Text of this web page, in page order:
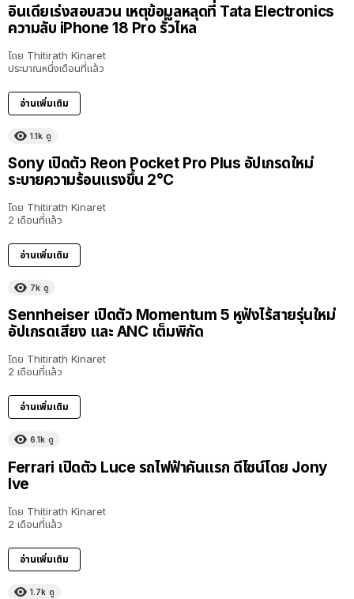
อินเดียเร่งสอบสวน เหตุข้อมูลหลุดที่ Tata Electronics
ความลับ iPhone 18 Pro รั่วไหล
โดย Thitirath Kinaret
ประมาณหนึ่งเดือนที่แล้ว
อ่านเพิ่มเติม
1.1k ดู
Sony เปิดตัว Reon Pocket Pro Plus อัปเกรดใหม่
ระบายความร้อนแรงขึ้น 2°C
โดย Thitirath Kinaret
2 เดือนที่แล้ว
อ่านเพิ่มเติม
7k ดู
Sennheiser เปิดตัว Momentum 5 หูฟังไร้สายรุ่นใหม่
อัปเกรดเสียง และ ANC เต็มพิกัด
โดย Thitirath Kinaret
2 เดือนที่แล้ว
อ่านเพิ่มเติม
6.1k ดู
Ferrari เปิดตัว Luce รถไฟฟ้าคันแรก ดีไซน์โดย Jony
Ive
โดย Thitirath Kinaret
2 เดือนที่แล้ว
อ่านเพิ่มเติม
1.7k ดู